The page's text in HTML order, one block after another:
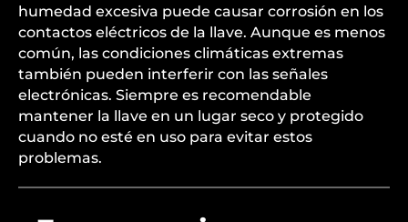
humedad excesiva puede causar corrosión en los
contactos eléctricos de la llave. Aunque es menos
común, las condiciones climáticas extremas
también pueden interferir con las señales
electrónicas. Siempre es recomendable
mantener la llave en un lugar seco y protegido
cuando no esté en uso para evitar estos
problemas.